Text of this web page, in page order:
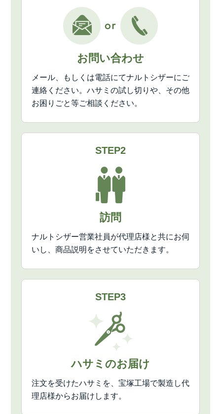
お問い合わせ
メール、もしくは電話にてナルトシザーにご
連絡ください。ハサミの試し切りや、その他
お困りごと等ご相談ください。
STEP2
訪問
ナルトシザー営業社員が代理店様と共にお伺
いし、商品説明をさせていただきます。
STEP3
ハサミのお届け
注文を受けたハサミを、宝塚工場で製造し代
理店様からお届けします。